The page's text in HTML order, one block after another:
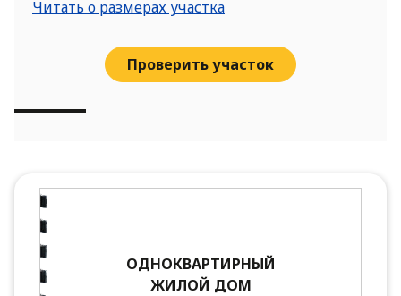
Читать о размерах участка
Проверить участок
ОДНОКВАРТИРНЫЙ
ЖИЛОЙ ДОМ